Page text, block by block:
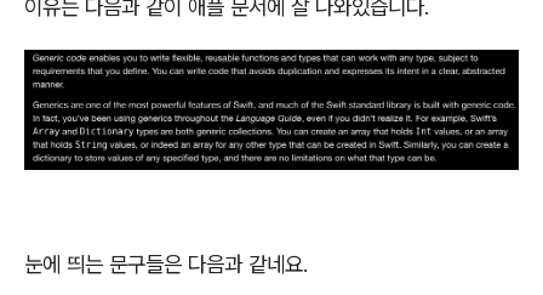
이유는 다음과 같이 애플 문서에 잘 나와있습니다.
눈에 띄는 문구들은 다음과 같네요.